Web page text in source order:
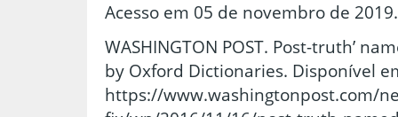
Acesso em 05 de novembro de 2019.
WASHINGTON POST. Post-truth’
by Oxford Dictionaries. Disponível
https://www.washingtonpost.com/